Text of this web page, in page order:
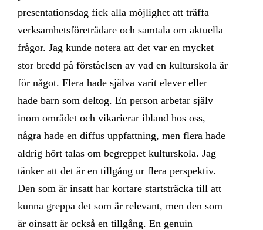
presentationsdag fick alla möjlighet att träffa
verksamhetsföreträdare och samtala om aktuella
frågor. Jag kunde notera att det var en mycket
stor bredd på förståelsen av vad en kulturskola är
för något. Flera hade själva varit elever eller
hade barn som deltog. En person arbetar själv
inom området och vikarierar ibland hos oss,
några hade en diffus uppfattning, men flera hade
aldrig hört talas om begreppet kulturskola. Jag
tänker att det är en tillgång ur flera perspektiv.
Den som är insatt har kortare startsträcka till att
kunna greppa det som är relevant, men den som
är oinsatt är också en tillgång. En genuin